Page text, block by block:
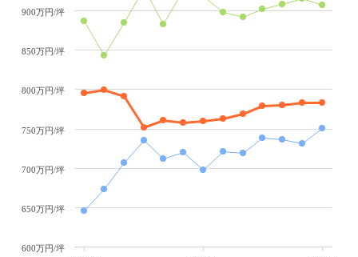
600万円/坪
650万円/坪
700万円/坪
750万円/坪
800万円/坪
850万円/坪
900万円/坪